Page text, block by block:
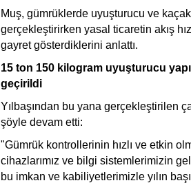
Muş, gümrüklerde uyuşturucu ve
gerçekleştirirken yasal ticaretin akış
gayret gösterdiklerini anlattı.
15 ton 150 kilogram uyuşturucu
geçirildi
Yılbaşından bu yana gerçekleştirilen
şöyle devam etti:
"Gümrük kontrollerinin hızlı ve etkin
cihazlarımız ve bilgi sistemlerimizin
bu imkan ve kabiliyetlerimizle yılın